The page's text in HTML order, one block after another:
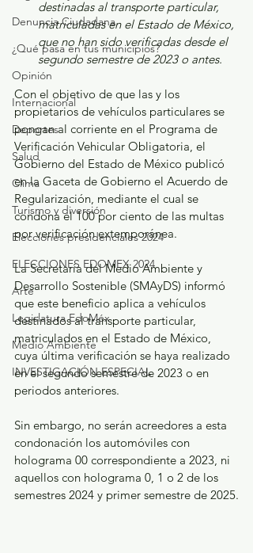
Denuncia Ciudadana
¿Qué pasa en tus municipios?
Opinión
Internacional
Deportes
Salud
Clima
Turismo y diversión
Elecciones presidenciales 2024
ELECCIONES EDOMEX 2024
Arte
Legislatura EdoMéx
Medio Ambiente
INVESTIGACIÓN ESPECIAL
destinadas al transporte particular,
matriculadas en el Estado de México,
que no han sido verificadas desde el
segundo semestre de 2023 o antes.
Con el objetivo de que las y los
propietarios de vehículos particulares se
pongan al corriente en el Programa de
Verificación Vehicular Obligatoria, el
Gobierno del Estado de México publicó
en la Gaceta de Gobierno el Acuerdo de
Regularización, mediante el cual se
condona el 100 por ciento de las multas
por verificación extemporánea.
La Secretaría del Medio Ambiente y
Desarrollo Sostenible (SMAyDS) informó
que este beneficio aplica a vehículos
destinados al transporte particular,
matriculados en el Estado de México,
cuya última verificación se haya realizado
en el segundo semestre de 2023 o en
periodos anteriores.
Sin embargo, no serán acreedores a esta
condonación los automóviles con
holograma 00 correspondiente a 2023, ni
aquellos con holograma 0, 1 o 2 de los
semestres 2024 y primer semestre de 2025.